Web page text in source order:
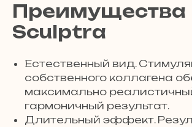
Преимущества
Sculptra
Естественный вид.
собственного коллагена
максимально
гармоничный результат.
Длительный эффект.